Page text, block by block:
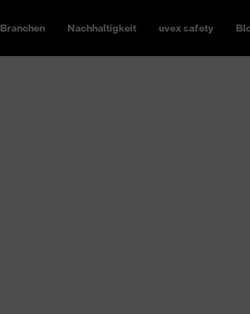
Branchen Nachhaltigkeit uvex safety